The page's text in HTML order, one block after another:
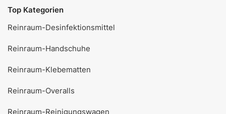
Top Kategorien
Reinraum-Desinfektionsmittel
Reinraum-Handschuhe
Reinraum-Klebematten
Reinraum-Overalls
Reinraum-Reinigungswagen